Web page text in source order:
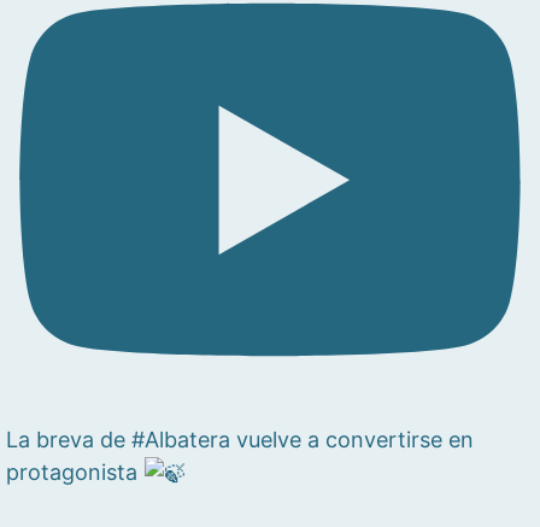
La breva de #Albatera vuelve a convertirse en
protagonista